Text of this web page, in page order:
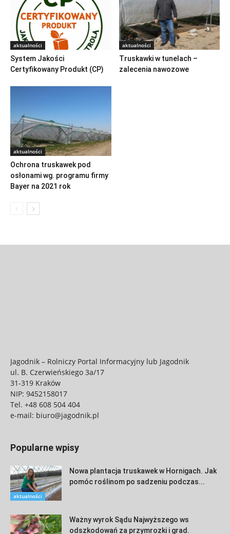
aktualności
System Jakości
Certyfikowany Produkt (CP)
aktualności
Truskawki w tunelach –
zalecenia nawozowe
aktualności
Ochrona truskawek pod
osłonami wg. programu firmy
Bayer na 2021 rok
Jagodnik – Rolniczy Portal Informacyjny lub Jagodnik
ul. B. Czerwieńskiego 3a/17
31-319 Kraków
NIP: 9452158017
Tel. +48 608 504 404
e-mail: biuro@jagodnik.pl
Popularne wpisy
aktualności
Nowa plantacja truskawek w Hornigach. Jak
pomóc roślinom po sadzeniu podczas...
Ważny wyrok Sądu Najwyższego ws
odszkodowań za przymrozki i grad.